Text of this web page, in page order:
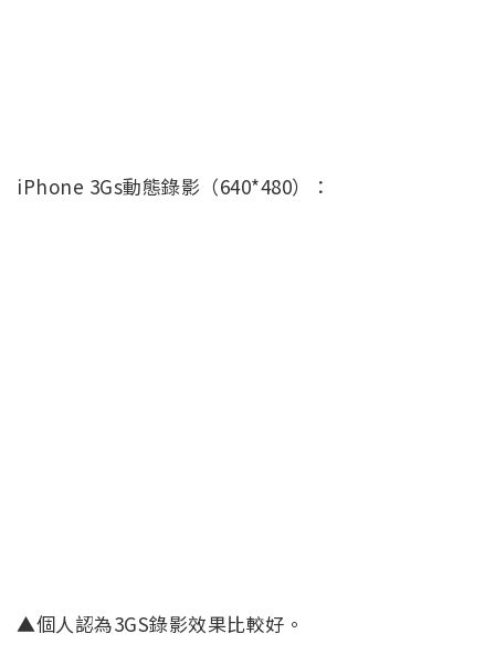
iPhone 3Gs動態錄影（640*480）：
▲個人認為3GS錄影效果比較好。